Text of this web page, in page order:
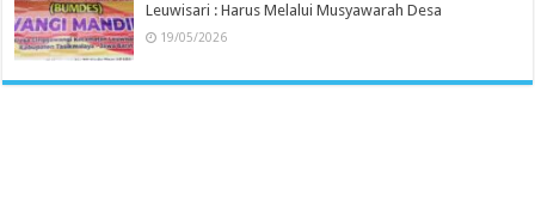
Leuwisari : Harus Melalui Musyawarah Desa
19/05/2026